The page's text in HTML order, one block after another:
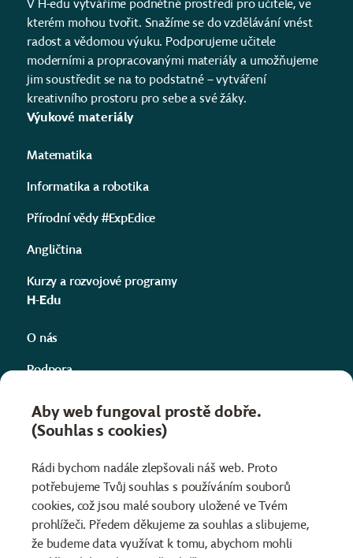
V H-edu vytváříme podnětné prostředí pro učitele, ve
kterém mohou tvořit. Snažíme se do vzdělávání vnést
radost a vědomou výuku. Podporujeme učitele
moderními a propracovanými materiály a umožňujeme
jim soustředit se na to podstatné – vytváření
kreativního prostoru pro sebe a své žáky.
Výukové materiály
Matematika
Informatika a robotika
Přírodní vědy #ExpEdice
Angličtina
Kurzy a rozvojové programy
H-Edu
O nás
Podpora
Projekty
Obchodní podmínky
Ochrana osobních údajů
Aby web fungoval prostě dobře.
(Souhlas s cookies)
Rádi bychom nadále zlepšovali náš web. Proto
potřebujeme Tvůj souhlas s používáním souborů
cookies, což jsou malé soubory uložené ve Tvém
prohlížeči. Předem děkujeme za souhlas a slibujeme,
že budeme data využívat k tomu, abychom mohli